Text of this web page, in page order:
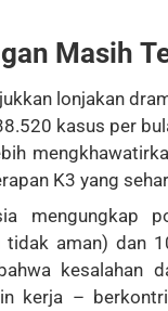
Masih
lonjakan
kasus per
K3 yang
mengungkap
aman) dan
kesalahan
kerja –